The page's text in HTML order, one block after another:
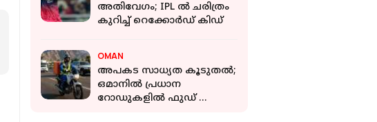
അതിവേഗം; IPL ൽ ചരിത്രം
കുറിച്ച് റെക്കോർഡ് കിഡ്
OMAN
അപകട സാധ്യത കൂടുതൽ;
ഒമാനിൽ പ്രധാന
റോഡുകളിൽ ഫുഡ് ​